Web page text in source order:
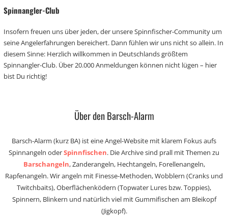
Spinnangler-Club
Insofern freuen uns über jeden, der unsere Spinnfischer-Community um
seine Angelerfahrungen bereichert. Dann fühlen wir uns nicht so allein. In
diesem Sinne: Herzlich willkommen in Deutschlands größtem
Spinnangler-Club. Über 20.000 Anmeldungen können nicht lügen – hier
bist Du richtig!
Über den Barsch-Alarm
Barsch-Alarm (kurz BA) ist eine Angel-Website mit klarem Fokus aufs
Spinnangeln oderSpinnfischen. Die Archive sind prall mit Themen zu
Barschangeln, Zanderangeln, Hechtangeln, Forellenangeln,
Rapfenangeln. Wir angeln mit Finesse-Methoden, Wobblern (Cranks und
Twitchbaits), Oberflächenködern (Topwater Lures bzw. Toppies),
Spinnern, Blinkern und natürlich viel mit Gummifischen am Bleikopf
(Jigkopf).